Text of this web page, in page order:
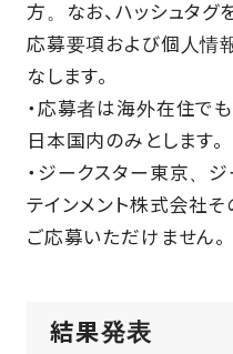
方。なお、ハッシュタグ
応募要項および個人情
なします。
・応募者は海外在住で
日本国内のみとします。
・ジークスター東京、
テインメント株式会社
ご応募いただけません。
結果発表